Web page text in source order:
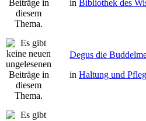
in Bibliothek des
Degus die
in Haltung und